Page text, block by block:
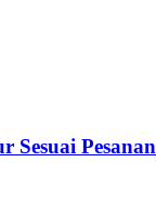
Pesanan